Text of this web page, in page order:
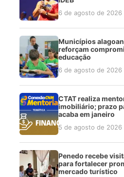
6 de agosto de 2026
Municípios
reforçam
educação
6 de agosto de 2026
CTAT realiza
imobiliário; prazo
acaba em janeiro
5 de agosto de 2026
Penedo recebe
para fortalecer
mercado turístico